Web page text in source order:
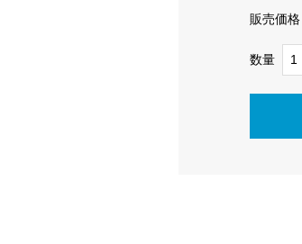
販売価格
数量